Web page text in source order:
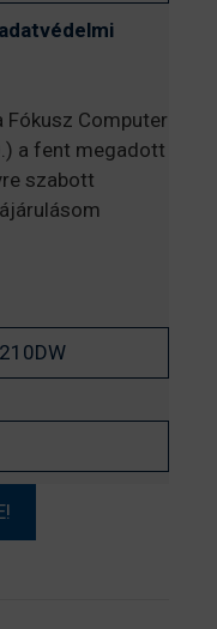
Fókusz Computer
a fent megadott
szabott